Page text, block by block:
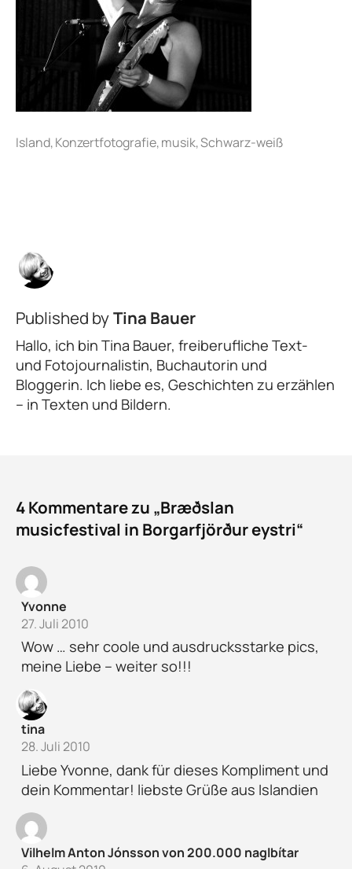
Published byTina Bauer
Hallo, ich bin Tina Bauer, freiberufliche Text-
und Fotojournalistin, Buchautorin und
Bloggerin. Ich liebe es, Geschichten zu erzählen
– in Texten und Bildern.
4 Kommentare zu „Bræðslan
musicfestival in Borgarfjörður eystri“
Yvonne
27. Juli 2010
Wow … sehr coole und ausdrucksstarke pics,
meine Liebe – weiter so!!!
tina
28. Juli 2010
Liebe Yvonne, dank für dieses Kompliment und
dein Kommentar! liebste Grüße aus Islandien
Vilhelm Anton Jónsson von 200.000 naglbítar